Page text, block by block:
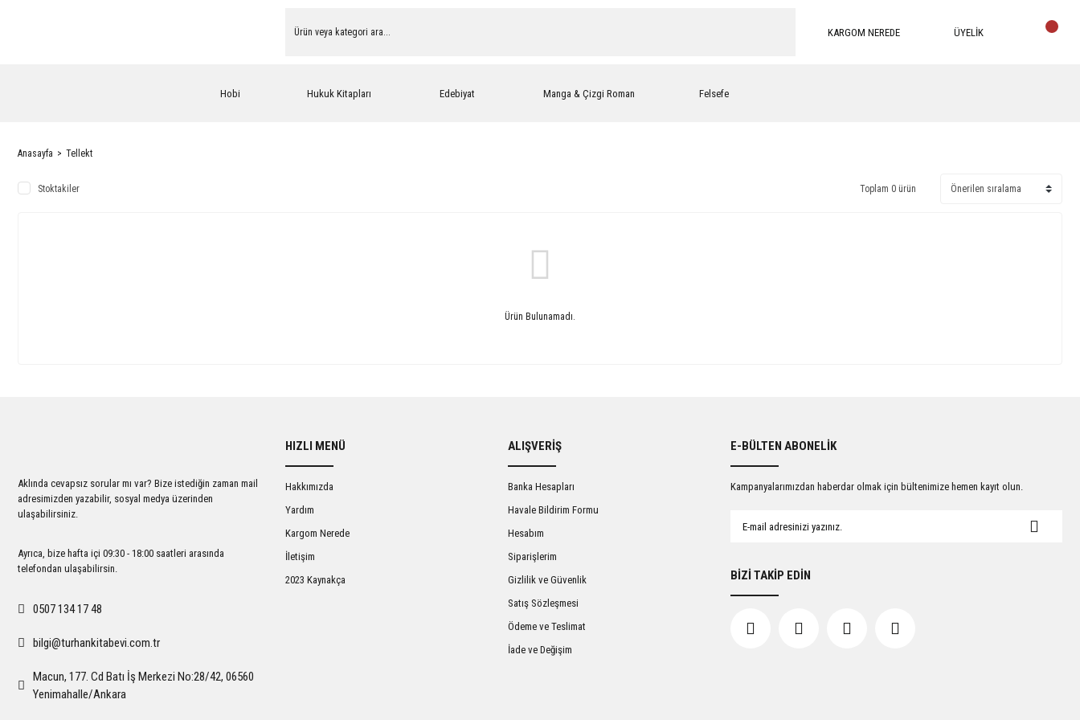
KARGOM NEREDE ÜYELİK
Hobi Hukuk Kitapları Edebiyat Manga & Çizgi Roman Felsefe
Anasayfa Tellekt
Stoktakiler Toplam 0 ürün
Ürün Bulunamadı.
Aklında cevapsız sorular mı var? Bize istediğin zaman mail
adresimizden yazabilir, sosyal medya üzerinden
ulaşabilirsiniz.
Ayrıca, bize hafta içi 09:30 - 18:00 saatleri arasında
telefondan ulaşabilirsin.
0507 134 17 48
bilgi@turhankitabevi.com.tr
Macun, 177. Cd Batı İş Merkezi No:28/42, 06560
Yenimahalle/Ankara
HIZLI MENÜ
Hakkımızda
Yardım
Kargom Nerede
İletişim
2023 Kaynakça
ALIŞVERİŞ
Banka Hesapları
Havale Bildirim Formu
Hesabım
Siparişlerim
Gizlilik ve Güvenlik
Satış Sözleşmesi
Ödeme ve Teslimat
İade ve Değişim
E-BÜLTEN ABONELİK
Kampanyalarımızdan haberdar olmak için bültenimize hemen kayıt olun.
BİZİ TAKİP EDİN